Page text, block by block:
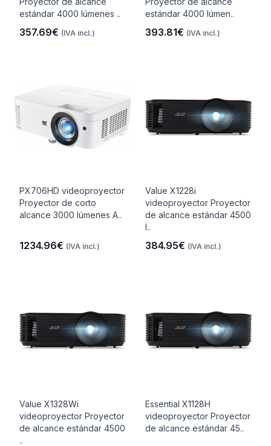
estándar 4000 lúmenes ..
357.69€ (IVA incl.)
estándar 4000 lúmen..
393.81€ (IVA incl.)
PX706HD videoproyector
Proyector de corto
alcance 3000 lúmenes A..
1234.96€ (IVA incl.)
Value X1228i
videoproyector Proyector
de alcance estándar 4500
l..
384.95€ (IVA incl.)
Value X1328Wi
videoproyector Proyector
de alcance estándar 4500
..
Essential X1128H
videoproyector Proyector
de alcance estándar 45..